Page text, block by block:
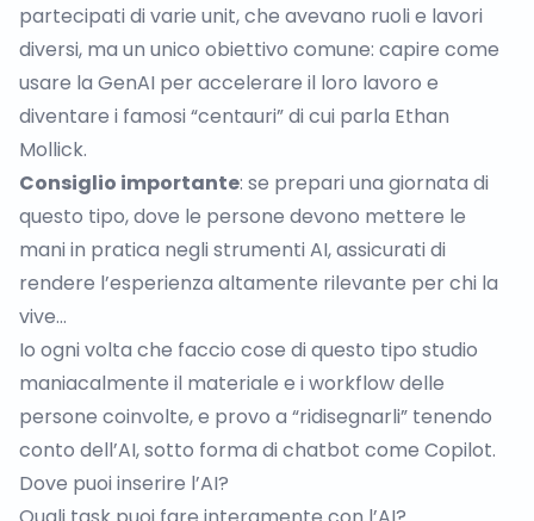
partecipati di varie unit, che avevano ruoli e lavori
diversi, ma un unico obiettivo comune: capire come
usare la GenAI per accelerare il loro lavoro e
diventare i famosi “centauri” di cui parla Ethan
Mollick.
Consiglio importante: se prepari una giornata di
questo tipo, dove le persone devono mettere le
mani in pratica negli strumenti AI, assicurati di
rendere l’esperienza altamente rilevante per chi la
vive…
Io ogni volta che faccio cose di questo tipo studio
maniacalmente il materiale e i workflow delle
persone coinvolte, e provo a “ridisegnarli” tenendo
conto dell’AI, sotto forma di chatbot come Copilot.
Dove puoi inserire l’AI?